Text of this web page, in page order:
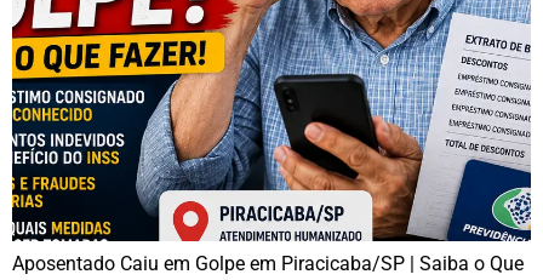
Aposentado Caiu em Golpe em Piracicaba/SP | Saiba o Que